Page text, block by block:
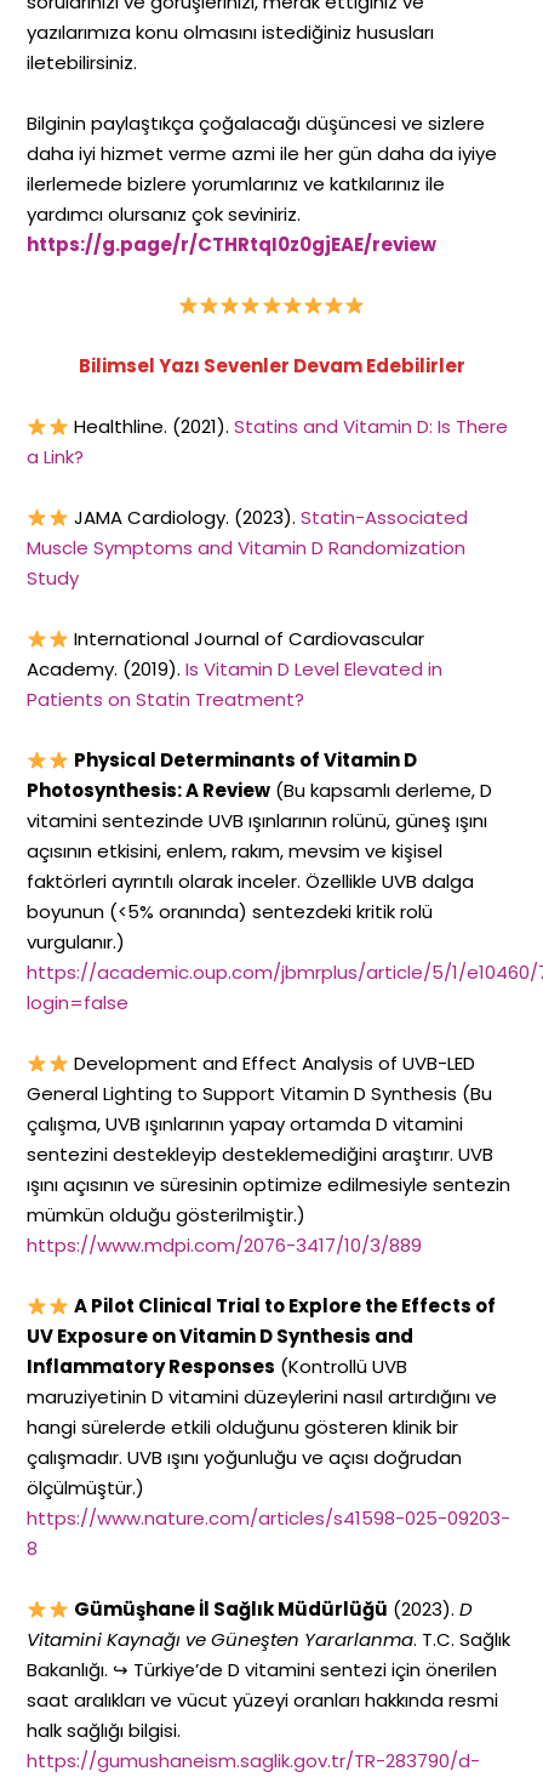
yazılarımıza konu olmasını istediğiniz hususları
iletebilirsiniz.
Bilginin paylaştıkça çoğalacağı düşüncesi ve sizlere
daha iyi hizmet verme azmi ile her gün daha da iyiye
ilerlemede bizlere yorumlarınız ve katkılarınız ile
yardımcı olursanız çok seviniriz.
https://g.page/r/CTHRtqI0z0gjEAE/review
Bilimsel Yazı Sevenler Devam Edebilirler
Healthline. (2021). Statins and Vitamin D: Is There
a Link?
JAMA Cardiology. (2023). Statin-Associated
Muscle Symptoms and Vitamin D Randomization
Study
International Journal of Cardiovascular
Academy. (2019).Is Vitamin D Level Elevated in
Patients on Statin Treatment?
Physical Determinants of Vitamin D
Photosynthesis: A Review (Bu kapsamlı derleme, D
vitamini sentezinde UVB ışınlarının rolünü, güneş ışını
açısının etkisini, enlem, rakım, mevsim ve kişisel
faktörleri ayrıntılı olarak inceler. Özellikle UVB dalga
boyunun (<5% oranında) sentezdeki kritik rolü
vurgulanır.)
https://academic.oup.com/jbmrplus/article/5/1/e10460/
login=false
Development and Effect Analysis of UVB-LED
General Lighting to Support Vitamin D Synthesis (Bu
çalışma, UVB ışınlarının yapay ortamda D vitamini
sentezini destekleyip desteklemediğini araştırır. UVB
ışını açısının ve süresinin optimize edilmesiyle sentezin
mümkün olduğu gösterilmiştir.)
https://www.mdpi.com/2076-3417/10/3/889
A Pilot Clinical Trial to Explore the Effects of
UV Exposure on Vitamin D Synthesis and
Inflammatory Responses (Kontrollü UVB
maruziyetinin D vitamini düzeylerini nasıl artırdığını ve
hangi sürelerde etkili olduğunu gösteren klinik bir
çalışmadır. UVB ışını yoğunluğu ve açısı doğrudan
ölçülmüştür.)
https://www.nature.com/articles/s41598-025-09203-
8
Gümüşhane İl Sağlık Müdürlüğü (2023). D
Vitamini Kaynağı ve Güneşten Yararlanma. T.C. Sağlık
Bakanlığı. ↪ Türkiye’de D vitamini sentezi için önerilen
saat aralıkları ve vücut yüzeyi oranları hakkında resmi
halk sağlığı bilgisi.
https://gumushaneism.saglik.gov.tr/TR-283790/d-